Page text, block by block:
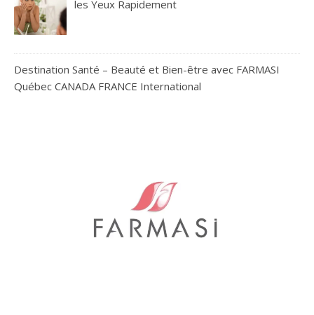
les Yeux Rapidement
Destination Santé – Beauté et Bien-être avec FARMASI
Québec CANADA FRANCE International